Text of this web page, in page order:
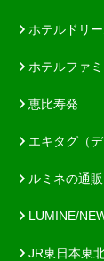
ホテルドリ
ホテルファ
恵比寿発
エキタグ（
ルミネの通
LUMINE/
JR東日本東